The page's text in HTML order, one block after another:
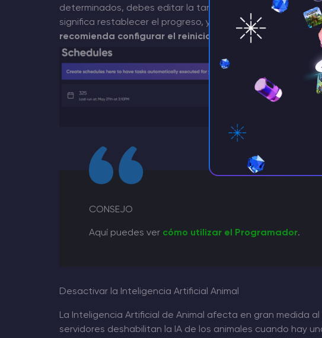
determinados, debes editar la tarea correspondiente. Es
significa restablecer el progreso, ya que el servidor
recomienda configurar el reinicio del servidor 2 veces al
CONSEJO
Aquí puedes ver cómo utilizar el Programador.
Desactivar la Inteligencia Artificial Animal
La Inteligencia Artificial de Animal afecta en gran medida
servidores deshabilitan la IA de los animales cuando hay